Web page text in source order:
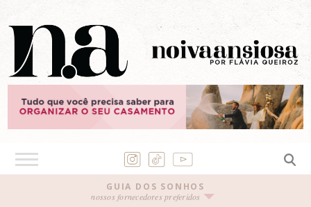
GUIA DOS SONHOS
nossos fornecedores preferidos